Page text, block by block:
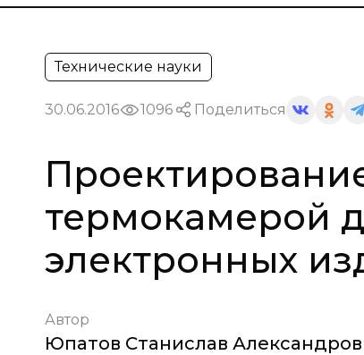
Технические науки
30.06.2016 1096 Поделиться
термокамерой
электронных
Автор
Юпатов Станислав